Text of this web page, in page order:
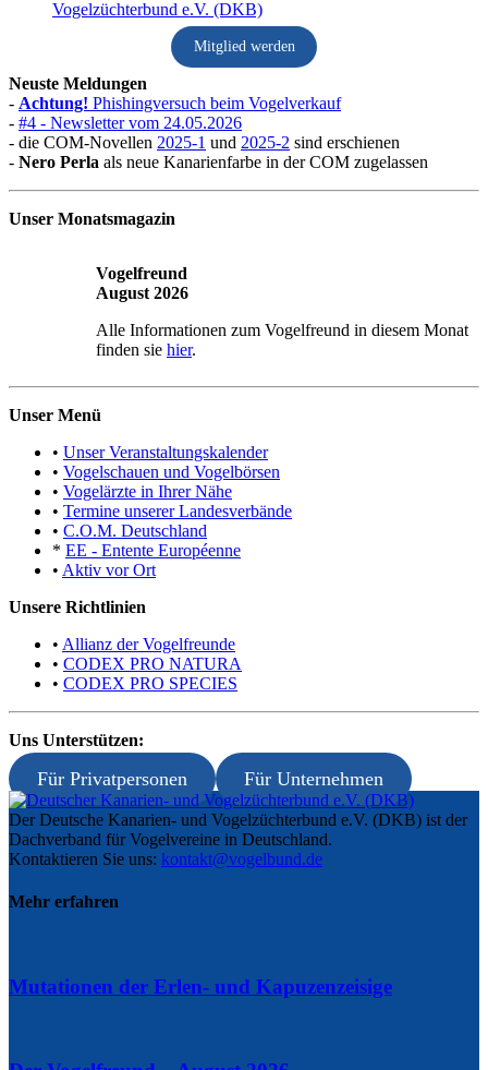
Mitglied werden
Neuste Meldungen
- Achtung! Phishingversuch beim Vogelverkauf
- #4 - Newsletter vom 24.05.2026
- die COM-Novellen 2025-1 und 2025-2 sind erschienen
- Nero Perla als neue Kanarienfarbe in der COM zugelassen
Unser Monatsmagazin
Vogelfreund
August 2026
Alle Informationen zum Vogelfreund in diesem Monat
finden sie hier.
Unser Menü
• Unser Veranstaltungskalender
• Vogelschauen und Vogelbörsen
• Vogelärzte in Ihrer Nähe
• Termine unserer Landesverbände
• C.O.M. Deutschland
* EE - Entente Européenne
• Aktiv vor Ort
Unsere Richtlinien
• Allianz der Vogelfreunde
• CODEX PRO NATURA
• CODEX PRO SPECIES
Uns Unterstützen:
Für Privatpersonen Für Unternehmen
Der Deutsche Kanarien- und Vogelzüchterbund e.V. (DKB) ist der
Dachverband für Vogelvereine in Deutschland.
Kontaktieren Sie uns: kontakt@vogelbund.de
Mehr erfahren
Mutationen der Erlen- und Kapuzenzeisige